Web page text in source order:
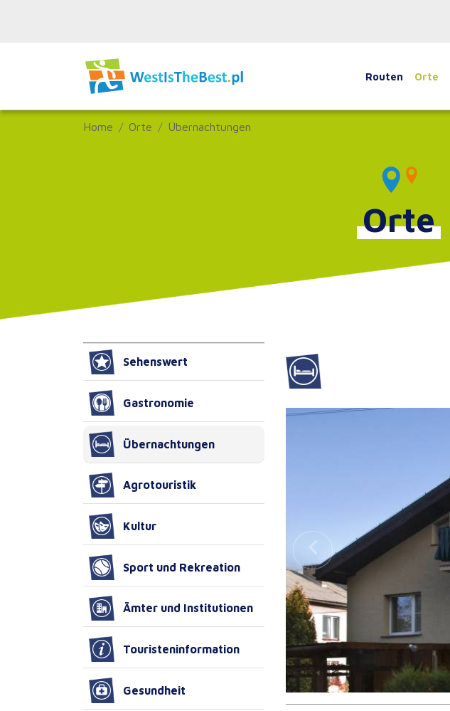
Routen Orte
Home Orte Übernachtungen
Orte
Sehenswert
Gastronomie
Übernachtungen
Agrotouristik
Kultur
Sport und Rekreation
Ämter und Institutionen
Touristeninformation
Gesundheit